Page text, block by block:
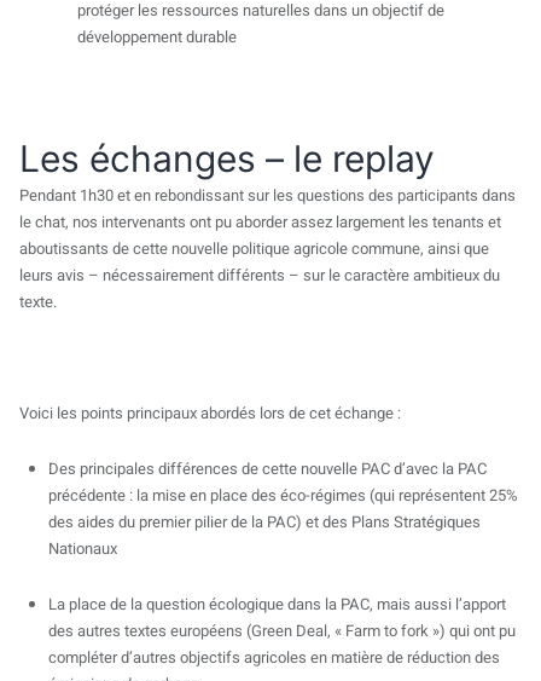
protéger les ressources naturelles dans un objectif de
développement durable
Les échanges – le replay
Pendant 1h30 et en rebondissant sur les questions des participants dans
le chat, nos intervenants ont pu aborder assez largement les tenants et
aboutissants de cette nouvelle politique agricole commune, ainsi que
leurs avis – nécessairement différents – sur le caractère ambitieux du
texte.
Voici les points principaux abordés lors de cet échange :
Des principales différences de cette nouvelle PAC d’avec la PAC
précédente : la mise en place des éco-régimes (qui représentent 25%
des aides du premier pilier de la PAC) et des Plans Stratégiques
Nationaux
La place de la question écologique dans la PAC, mais aussi l’apport
des autres textes européens (Green Deal, « Farm to fork ») qui ont pu
compléter d’autres objectifs agricoles en matière de réduction des